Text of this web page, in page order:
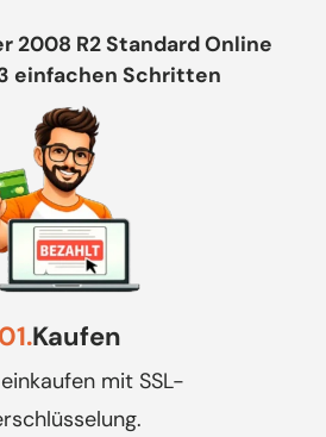
2008 R2 Standard Online
einfachen Schritten
01.Kaufen
mit SSL-